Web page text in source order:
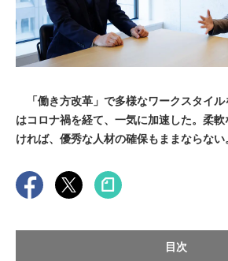
「働き方改革」で多様なワークスタイル
はコロナ禍を経て、一気に加速した。柔
ければ、優秀な人材の確保もままならない。
目次